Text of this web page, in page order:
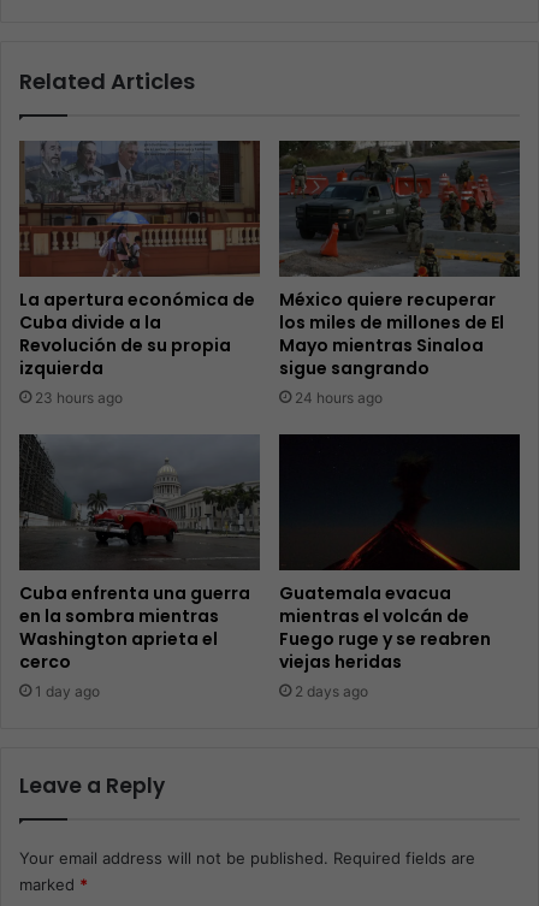
Related Articles
La apertura económica de
Cuba divide a la
Revolución de su propia
izquierda
23 hours ago
México quiere recuperar
los miles de millones de El
Mayo mientras Sinaloa
sigue sangrando
24 hours ago
Cuba enfrenta una guerra
en la sombra mientras
Washington aprieta el
cerco
1 day ago
Guatemala evacua
mientras el volcán de
Fuego ruge y se reabren
viejas heridas
2 days ago
Leave a Reply
Your email address will not be published. Required fields are
marked *